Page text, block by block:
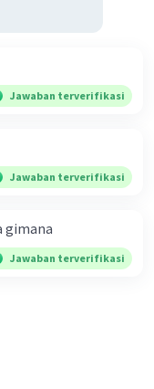
Jawaban terverifikasi
Jawaban terverifikasi
gimana
Jawaban terverifikasi